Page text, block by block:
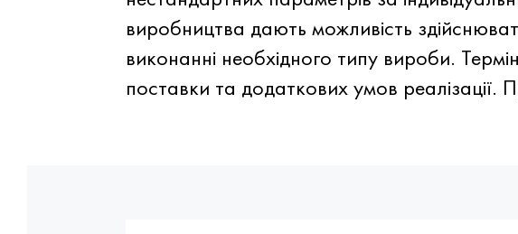
виробництва дають можливість
виконанні необхідного типу вироби.
поставки та додаткових умов